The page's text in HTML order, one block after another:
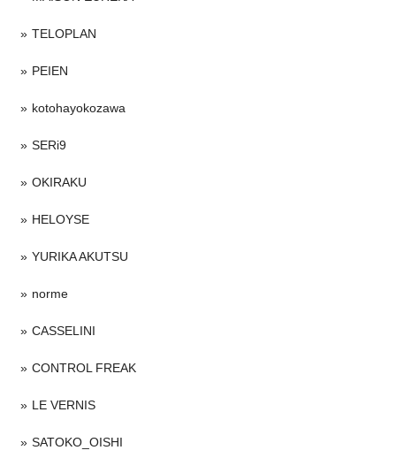
TELOPLAN
PEIEN
kotohayokozawa
SERi9
OKIRAKU
HELOYSE
YURIKA AKUTSU
norme
CASSELINI
CONTROL FREAK
LE VERNIS
SATOKO_OISHI